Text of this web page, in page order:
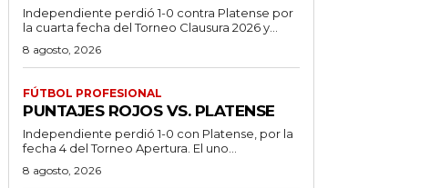
Independiente perdió 1-0 contra Platense por
la cuarta fecha del Torneo Clausura 2026 y...
8 agosto, 2026
FÚTBOL PROFESIONAL
PUNTAJES ROJOS VS. PLATENSE
Independiente perdió 1-0 con Platense, por la
fecha 4 del Torneo Apertura. El uno...
8 agosto, 2026